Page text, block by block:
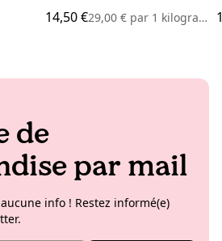
14,50 €29,00 € par1 kilogramme
de
par mail
info ! Restez informé(e)